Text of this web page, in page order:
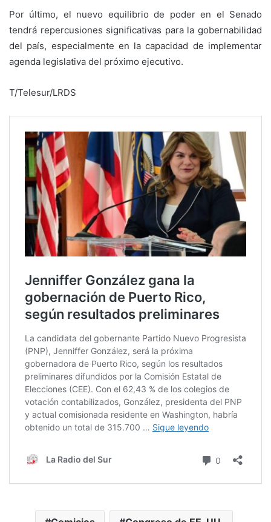
Por último, el nuevo equilibrio de poder en el Senado
tendrá repercusiones significativas para la gobernabilidad
del país, especialmente en la capacidad de implementar
agenda legislativa del próximo ejecutivo.
T/Telesur/LRDS